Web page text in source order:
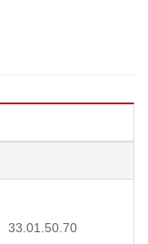
33.01.50.70